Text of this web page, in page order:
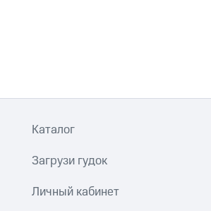
Каталог
Загрузи гудок
Личный кабинет